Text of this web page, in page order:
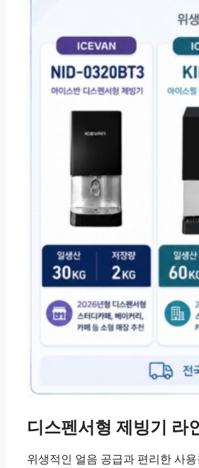
디스펜서형 제빙기 라
위생적인 얼음 공급과 편리한 사용